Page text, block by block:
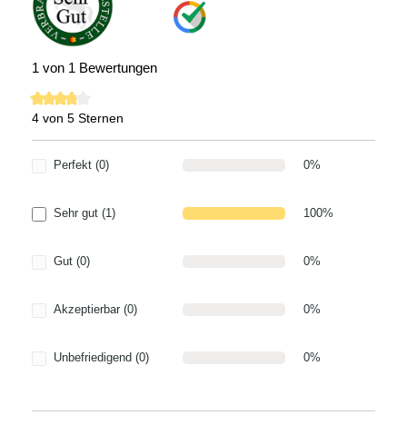
1 von 1 Bewertungen
Durchschnittliche Bewertung von 4 von 5 Sternen
4 von 5 Sternen
Perfekt (0) 0%
Sehr gut (1) 100%
Gut (0) 0%
Akzeptierbar (0) 0%
Unbefriedigend (0) 0%